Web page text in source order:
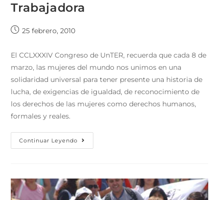
Trabajadora
25 febrero, 2010
El CCLXXXIV Congreso de UnTER, recuerda que cada 8 de
marzo, las mujeres del mundo nos unimos en una
solidaridad universal para tener presente una historia de
lucha, de exigencias de igualdad, de reconocimiento de
los derechos de las mujeres como derechos humanos,
formales y reales.
Continuar Leyendo